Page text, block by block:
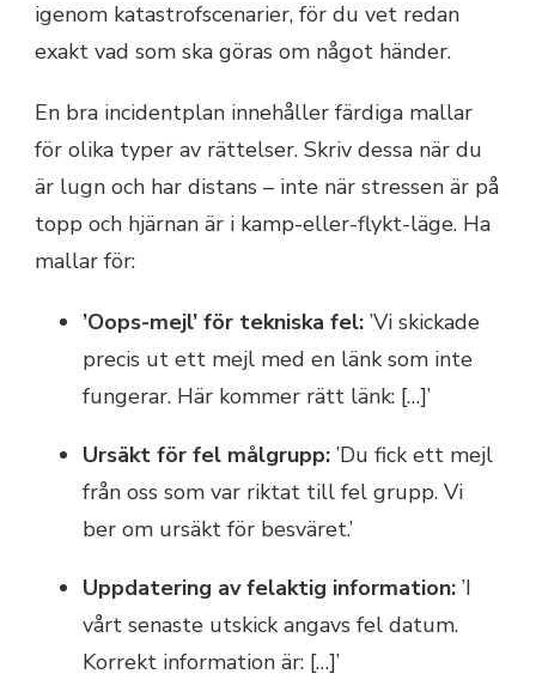
igenom katastrofscenarier, för du vet redan
exakt vad som ska göras om något händer.
En bra incidentplan innehåller färdiga mallar
för olika typer av rättelser. Skriv dessa när du
är lugn och har distans – inte när stressen är på
topp och hjärnan är i kamp-eller-flykt-läge. Ha
mallar för:
’Oops-mejl’ för tekniska fel: ’Vi skickade
precis ut ett mejl med en länk som inte
fungerar. Här kommer rätt länk: […]’
Ursäkt för fel målgrupp: ’Du fick ett mejl
från oss som var riktat till fel grupp. Vi
ber om ursäkt för besväret.’
Uppdatering av felaktig information: ’I
vårt senaste utskick angavs fel datum.
Korrekt information är: […]’